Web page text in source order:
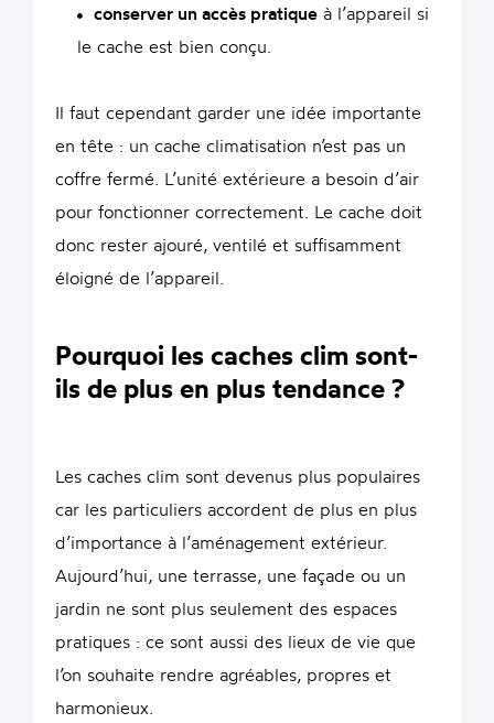
conserver un accès pratiqueà l’appareil si
le cache est bien conçu.
Il faut cependant garder une idée importante
en tête : un cache climatisation n’est pas un
coffre fermé. L’unité extérieure a besoin d’air
pour fonctionner correctement. Le cache doit
donc rester ajouré, ventilé et suffisamment
éloigné de l’appareil.
Pourquoi les caches clim sont-
ils de plus en plus tendance ?
Les caches clim sont devenus plus populaires
car les particuliers accordent de plus en plus
d’importance à l’aménagement extérieur.
Aujourd’hui, une terrasse, une façade ou un
jardin ne sont plus seulement des espaces
pratiques : ce sont aussi des lieux de vie que
l’on souhaite rendre agréables, propres et
harmonieux.